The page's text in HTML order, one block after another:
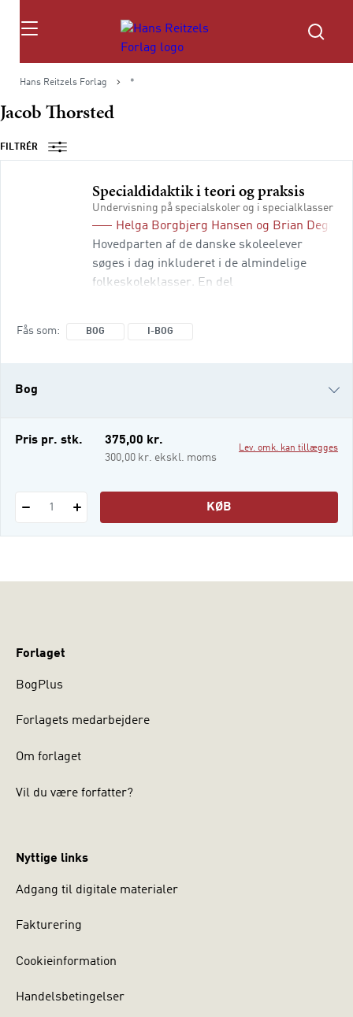
Søg
Hans Reitzels Forlag *
Jacob Thorsted
FILTRÉR
Specialdidaktik i teori og praksis
Undervisning på specialskoler og i specialklasser
Helga Borgbjerg Hansen og Brian Degn
Hovedparten af de danske skoleelever
søges i dag inkluderet i de almindelige
folkeskoleklasser. En del
specialdidakti
Fås som BOG I-BOG
Bog
i-bog
Pris pr. stk. 375,00 kr.
300,00 kr. ekskl. moms
Lev. omk. kan tillægges
1 KØB
Forlaget
BogPlus
Forlagets medarbejdere
Om forlaget
Vil du være forfatter?
Nyttige links
Adgang til digitale materialer
Fakturering
Cookieinformation
Handelsbetingelser